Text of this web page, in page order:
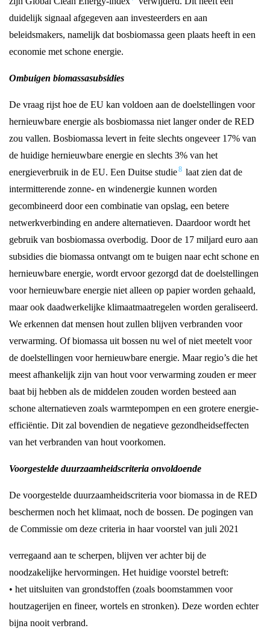
duidelijk signaal afgegeven aan investeerders en aan
beleidsmakers, namelijk dat bosbiomassa geen plaats heeft in een
economie met schone energie.
Ombuigen biomassasubsidies
De vraag rijst hoe de EU kan voldoen aan de doelstellingen voor
hernieuwbare energie als bosbiomassa niet langer onder de RED
zou vallen. Bosbiomassa levert in feite slechts ongeveer 17% van
de huidige hernieuwbare energie en slechts 3% van het
energieverbruik in de EU. Een Duitse studie8 laat zien dat de
intermitterende zonne- en windenergie kunnen worden
gecombineerd door een combinatie van opslag, een betere
netwerkverbinding en andere alternatieven. Daardoor wordt het
gebruik van bosbiomassa overbodig. Door de 17 miljard euro aan
subsidies die biomassa ontvangt om te buigen naar echt schone en
hernieuwbare energie, wordt ervoor gezorgd dat de doelstellingen
voor hernieuwbare energie niet alleen op papier worden gehaald,
maar ook daadwerkelijke klimaatmaatregelen worden geraliseerd.
We erkennen dat mensen hout zullen blijven verbranden voor
verwarming. Of biomassa uit bossen nu wel of niet meetelt voor
de doelstellingen voor hernieuwbare energie. Maar regio’s die het
meest afhankelijk zijn van hout voor verwarming zouden er meer
baat bij hebben als de middelen zouden worden besteed aan
schone alternatieven zoals warmtepompen en een grotere energie-
efficiëntie. Dit zal bovendien de negatieve gezondheidseffecten
van het verbranden van hout voorkomen.
Voorgestelde duurzaamheidscriteria onvoldoende
De voorgestelde duurzaamheidscriteria voor biomassa in de RED
beschermen noch het klimaat, noch de bossen. De pogingen van
de Commissie om deze criteria in haar voorstel van juli 2021
verregaand aan te scherpen, blijven ver achter bij de
noodzakelijke hervormingen. Het huidige voorstel betreft:
• het uitsluiten van grondstoffen (zoals boomstammen voor
houtzagerijen en fineer, wortels en stronken). Deze worden echter
bijna nooit verbrand.